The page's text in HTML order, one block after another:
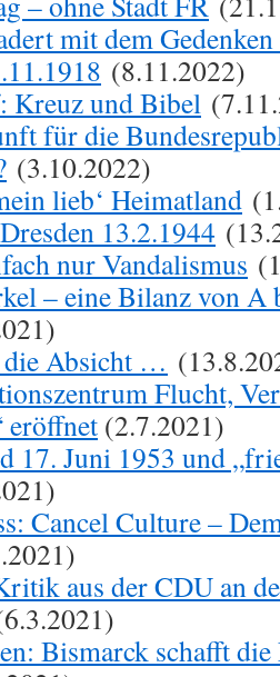
mit dem
(8.11.2022)
Kreuz und Bibel
für die
(3.10.2022)
lieb‘ Heimatland
13.2.1944
nur Vandalismus
– eine Bilanz von
die Absicht …
Flucht,
eröffnet (2.7.2021)
17. Juni 1953 und
Cancel Culture –
aus der CDU an
Bismarck schafft